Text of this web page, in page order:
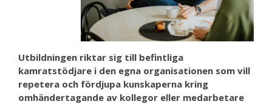
Utbildningen riktar sig till befintliga
kamratstödjare i den egna organisationen som vill
repetera och fördjupa kunskaperna kring
omhändertagande av kollegor eller medarbetare